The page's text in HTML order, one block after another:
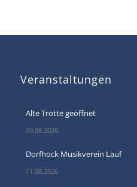
Veranstaltungen
Alte Trotte geöffnet
09.08.2026
Dorfhock Musikverein Lauf
11.08.2026